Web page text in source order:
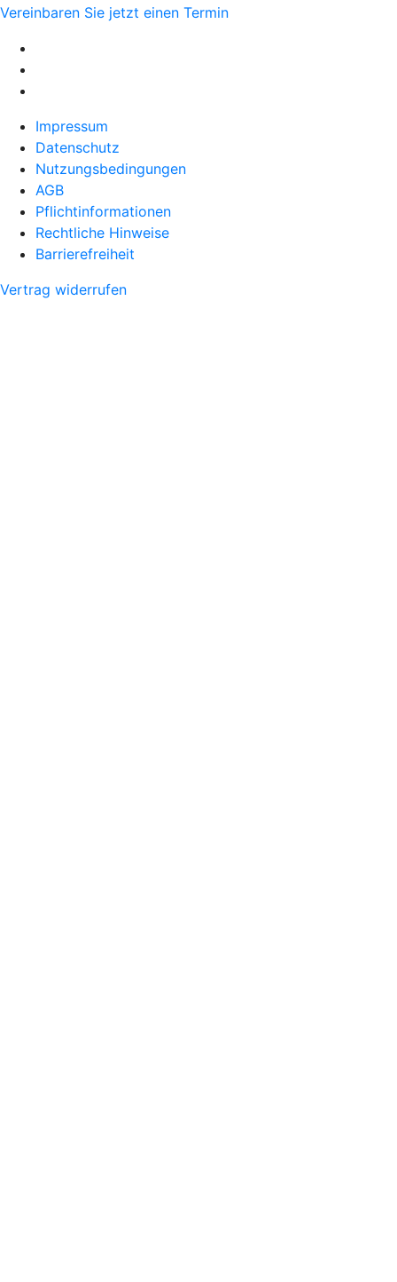
Vereinbaren Sie jetzt einen Termin
Impressum
Datenschutz
Nutzungsbedingungen
AGB
Pflichtinformationen
Rechtliche Hinweise
Barrierefreiheit
Vertrag widerrufen